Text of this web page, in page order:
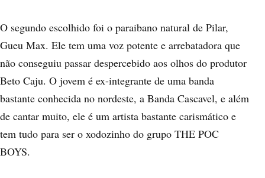
O segundo escolhido foi o paraibano natural de Pilar,
Gueu Max. Ele tem uma voz potente e arrebatadora que
não conseguiu passar despercebido aos olhos do produtor
Beto Caju. O jovem é ex-integrante de uma banda
bastante conhecida no nordeste, a Banda Cascavel, e além
de cantar muito, ele é um artista bastante carismático e
tem tudo para ser o xodozinho do grupo THE POC
BOYS.